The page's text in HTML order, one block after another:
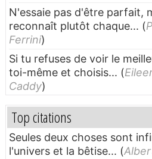
N'essaie pas d'être parfait,
reconnaît plutôt chaque... (
Ferrini)
Si tu refuses de voir le
toi-même et choisis... (
Caddy)
Top citations
Seules deux choses sont
l'univers et la bêtise... (